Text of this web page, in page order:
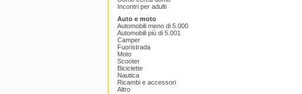
Incontri per adulti
Auto e moto
Automobili meno di 5.000
Automobili più di 5.001
Camper
Fuoristrada
Moto
Scooter
Biciclette
Nautica
Ricambi e accessori
Altro